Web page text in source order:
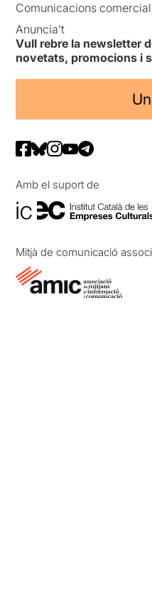
Comunicacions
Anuncia’t
Vull rebre la newsletter
novetats, promocions i
Amb el suport de
Mitjà de comunicació